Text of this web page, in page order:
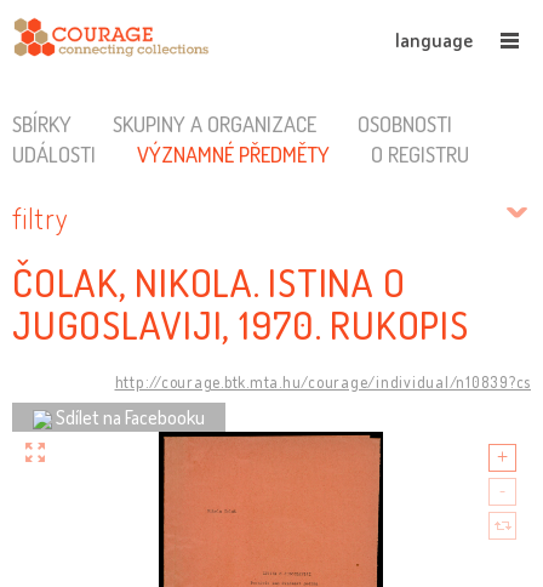
language
SBÍRKY SKUPINY A ORGANIZACE
OSOBNOSTI
UDÁLOSTI
VÝZNAMNÉ PŘEDMĚTY O REGISTRU
filtry
ČOLAK, NIKOLA. ISTINA O
JUGOSLAVIJI, 1970. RUKOPIS
http://courage.btk.mta.hu/courage/individual/n10839?cs
Sdílet na Facebooku